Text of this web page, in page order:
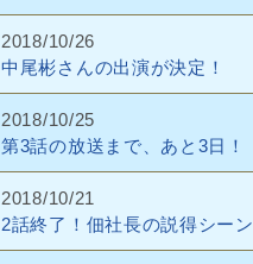
2018/10/26
中尾彬さんの出演が決定！
2018/10/25
第3話の放送まで、あと3日！
2018/10/21
2話終了！佃社長の説得シーン